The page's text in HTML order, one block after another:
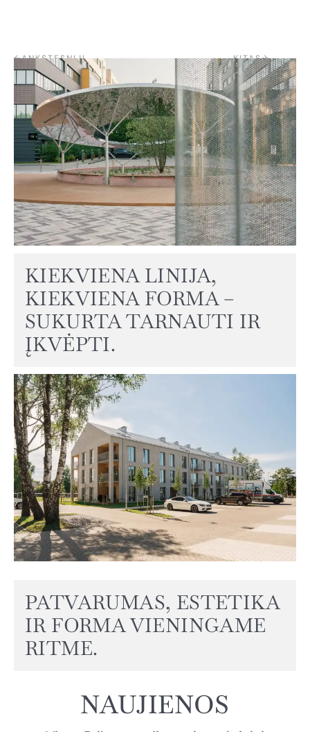
←ANKSTESNĮJĮ KITAS→
KIEKVIENA LINIJA,
KIEKVIENA FORMA –
SUKURTA TARNAUTI IR
ĮKVĖPTI.
PATVARUMAS, ESTETIKA
IR FORMA VIENINGAME
RITME.
NAUJIENOS